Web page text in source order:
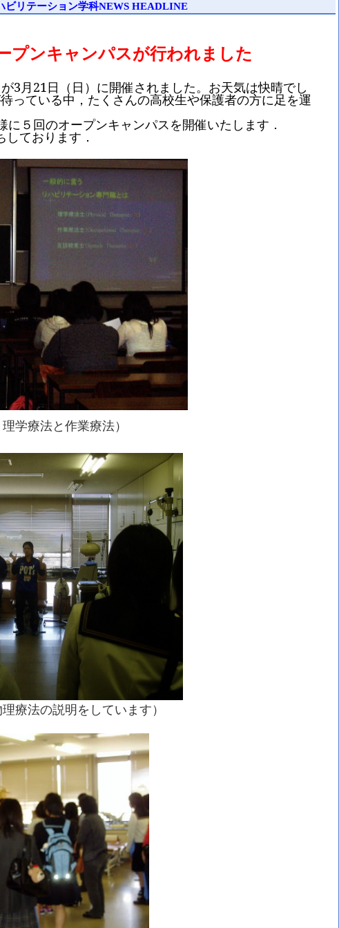
ビリテーション学科NEWS HEADLINE
プンキャンパスが行われました
3月 21日（日）に開催されました。お天気は快晴でし
っている中，たくさんの高校生や保護者の方に足を運
に５回のオープンキャンパスを開催いたします．
ております．
学療法と作業療法）
療法の説明をしています）